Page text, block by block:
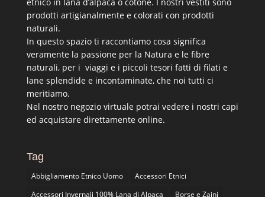
etnico in lana d’alpaca o cotone. I nostri vestiti sono
prodotti artigianalmente e colorati con prodotti
naturali.
In questo spazio ti raccontiamo cosa significa
veramente la passione per la Natura e le fibre
naturali, per i viaggi e i piccoli tesori fatti di filati e
lane splendide e incontaminate, che noi tutti ci
meritiamo.
Nel nostro negozio virtuale potrai vedere i nostri capi
ed acquistare direttamente online.
Tag
Abbigliamento Etnico Uomo
Accessori Etnici
Accessori Invernali 100% Lana di Alpaca
Borse e Zaini